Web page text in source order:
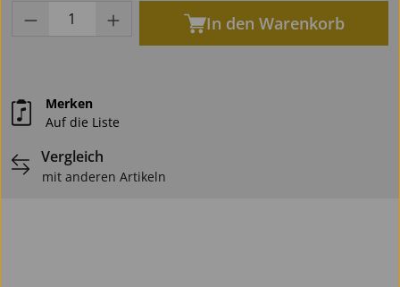
Produkt Anzahl: Gib den gewünschten
In den Warenkorb
Merken
Auf die Liste
Vergleich
mit anderen Artikeln